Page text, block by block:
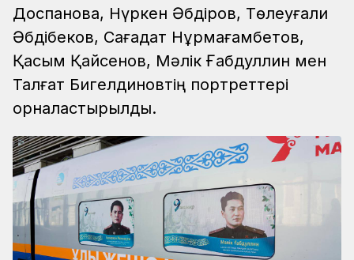
Доспанова, Нүркен Әбдіров, Төлеуғали
Әбдібеков, Сағадат Нұрмағамбетов,
Қасым Қайсенов, Мәлік Ғабдуллин мен
Талғат Бигелдиновтің портреттері
орналастырылды.